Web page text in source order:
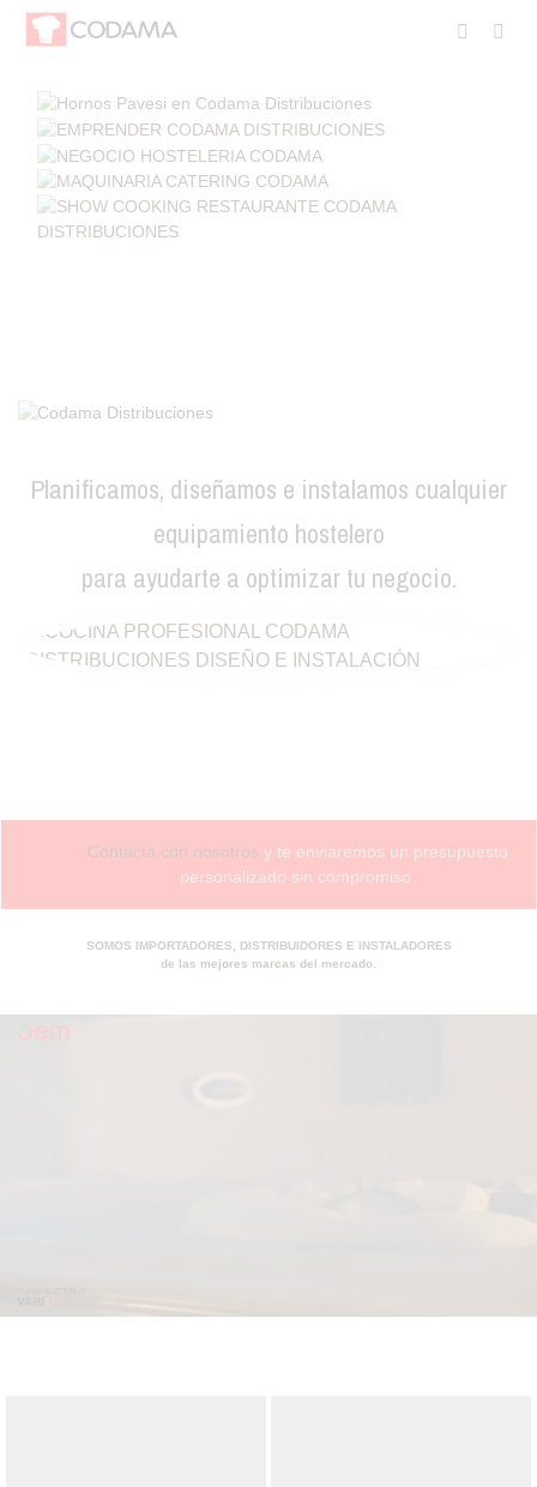
Planificamos, diseñamos e instalamos cualquier
equipamiento hostelero
para ayudarte a optimizar tu negocio.
Contacta con nosotros y te enviaremos un presupuesto
personalizado sin compromiso.
SOMOS IMPORTADORES, DISTRIBUIDORES E INSTALADORES
de las mejores marcas del mercado.